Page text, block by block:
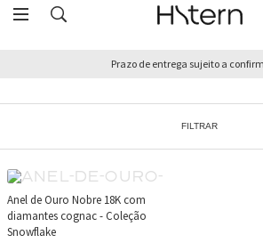
Prazo de entrega sujeito a
FILTRAR
Anel de Ouro Nobre 18K com
diamantes cognac - Coleção
Snowflake